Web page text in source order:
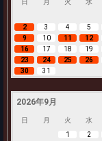
日 月 火 水
2
3 4 5
9
10 11 12
16
17 18 19
23
24 25 26
30
31
2026年9月
日 月 火 水
1
2